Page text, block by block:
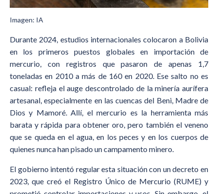
Imagen: IA
Durante 2024, estudios internacionales colocaron a Bolivia
en los primeros puestos globales en importación de
mercurio, con registros que pasaron de apenas 1,7
toneladas en 2010 a más de 160 en 2020. Ese salto no es
casual: refleja el auge descontrolado de la minería aurífera
artesanal, especialmente en las cuencas del Beni, Madre de
Dios y Mamoré. Allí, el mercurio es la herramienta más
barata y rápida para obtener oro, pero también el veneno
que se queda en el agua, en los peces y en los cuerpos de
quienes nunca han pisado un campamento minero.
El gobierno intentó regular esta situación con un decreto en
2023, que creó el Registro Único de Mercurio (RUME) y